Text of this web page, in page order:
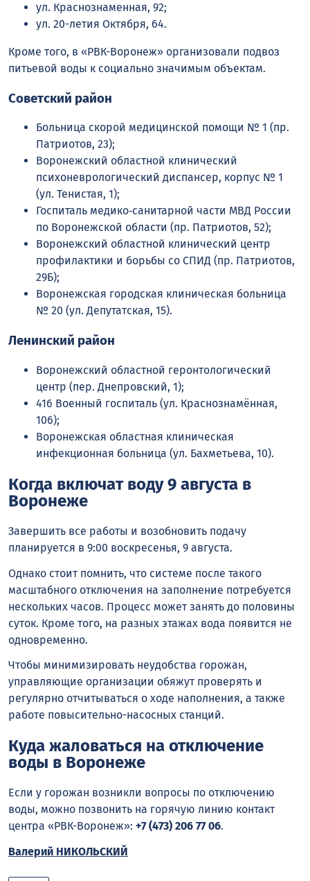
ул. Краснознаменная, 92;
ул. 20-летия Октября, 64.
Кроме того, в «РВК-Воронеж» организовали подвоз
питьевой воды к социально значимым объектам.
Советский район
Больница скорой медицинской помощи № 1 (пр.
Патриотов, 23);
Воронежский областной клинический
психоневрологический диспансер, корпус № 1
(ул. Тенистая, 1);
Госпиталь медико‑санитарной части МВД России
по Воронежской области (пр. Патриотов, 52);
Воронежский областной клинический центр
профилактики и борьбы со СПИД (пр. Патриотов,
29Б);
Воронежская городская клиническая больница
№ 20 (ул. Депутатская, 15).
Ленинский район
Воронежский областной геронтологический
центр (пер. Днепровский, 1);
416 Военный госпиталь (ул. Краснознамённая,
106);
Воронежская областная клиническая
инфекционная больница (ул. Бахметьева, 10).
Когда включат воду 9 августа в
Воронеже
Завершить все работы и возобновить подачу
планируется в 9:00 воскресенья, 9 августа.
Однако стоит помнить, что системе после такого
масштабного отключения на заполнение потребуется
нескольких часов. Процесс может занять до половины
суток. Кроме того, на разных этажах вода появится не
одновременно.
Чтобы минимизировать неудобства горожан,
управляющие организации обяжут проверять и
регулярно отчитываться о ходе наполнения, а также
работе повысительно-насосных станций.
Куда жаловаться на отключение
воды в Воронеже
Если у горожан возникли вопросы по отключению
воды, можно позвонить на горячую линию контакт
центра «РВК-Воронеж»: +7 (473) 206 77 06.
Валерий НИКОЛЬСКИЙ